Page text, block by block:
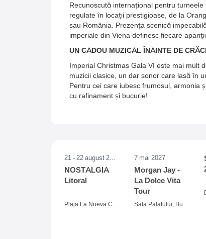
Recunoscută internațional pentru
regulate în locații prestigioase, de la
sau România. Prezența scenică
imperiale din Viena definesc fiecare
UN CADOU MUZICAL ÎNAINTE DE
Imperial Christmas Gala VI este mai mult
muzicii clasice, un dar sonor care lasă în
Pentru cei care iubesc frumosul, armonia
cu rafinament și bucurie!
21 - 22 august 2026
NOSTALGIA
Litoral
Plaja La Nueva Cucaracha, Mamaia
7 mai 2027
Morgan Jay -
La Dolce Vita
Tour
Sala Palatului, Bucuresti